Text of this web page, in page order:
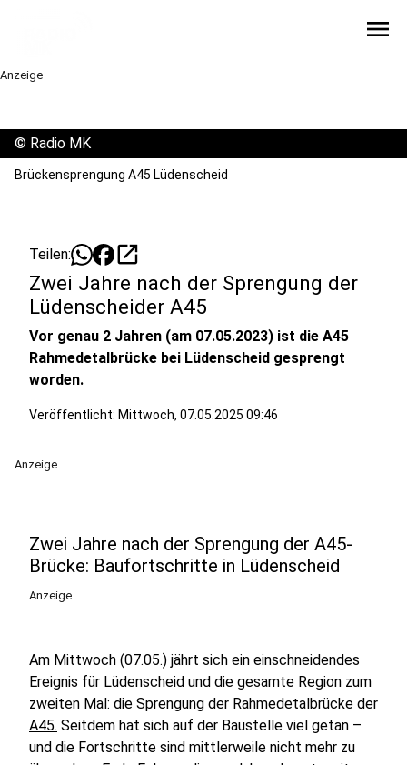
menu
Anzeige
© Radio MK
Brückensprengung A45 Lüdenscheid
Teilen: open_in_new
Zwei Jahre nach der Sprengung der
Lüdenscheider A45
Vor genau 2 Jahren (am 07.05.2023) ist die A45
Rahmedetalbrücke bei Lüdenscheid gesprengt
worden.
Veröffentlicht: Mittwoch, 07.05.2025 09:46
Anzeige
Zwei Jahre nach der Sprengung der A45-
Brücke: Baufortschritte in Lüdenscheid
Anzeige
Am Mittwoch (07.05.) jährt sich ein einschneidendes
Ereignis für Lüdenscheid und die gesamte Region zum
zweiten Mal: die Sprengung der Rahmedetalbrücke der
A45. Seitdem hat sich auf der Baustelle viel getan –
und die Fortschritte sind mittlerweile nicht mehr zu